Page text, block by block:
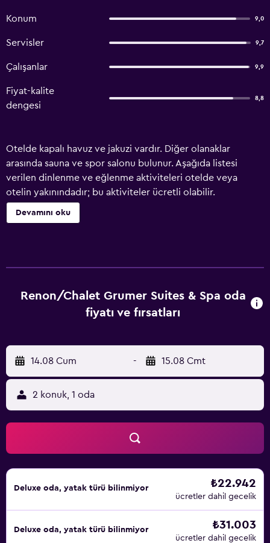
Konum 9,0
Servisler 9,7
Çalışanlar 9,9
Fiyat-kalite
dengesi
8,8
Otelde kapalı havuz ve jakuzi vardır. Diğer olanaklar
arasında sauna ve spor salonu bulunur. Aşağıda listesi
verilen dinlenme ve eğlenme aktiviteleri otelde veya
otelin yakınındadır; bu aktiviteler ücretli olabilir.
Devamını oku
Renon/Chalet Grumer Suites & Spa oda
fiyatı ve fırsatları
14.08 Cum - 15.08 Cmt
2 konuk, 1 oda
Deluxe oda, yatak türü bilinmiyor ₺22.942
ücretler dahil gecelik
Deluxe oda, yatak türü bilinmiyor ₺31.003
ücretler dahil gecelik